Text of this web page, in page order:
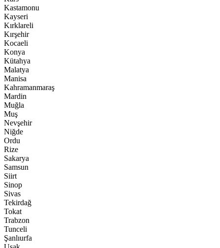
Kastamonu
Kayseri
Kırklareli
Kırşehir
Kocaeli
Konya
Kütahya
Malatya
Manisa
Kahramanmaraş
Mardin
Muğla
Muş
Nevşehir
Niğde
Ordu
Rize
Sakarya
Samsun
Siirt
Sinop
Sivas
Tekirdağ
Tokat
Trabzon
Tunceli
Şanlıurfa